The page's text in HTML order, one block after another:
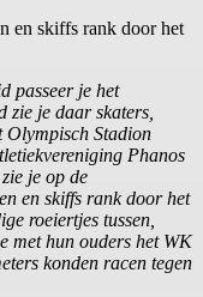
en skiffs rank door het
passeer je het
zie je daar skaters,
Olympisch Stadion
Phanos
je op de
en skiffs rank door het
roeiertjes tussen,
met hun ouders het WK
konden racen tegen